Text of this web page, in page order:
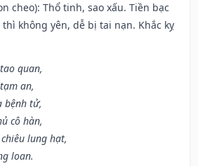
cheo): Thổ tinh, sao xấu. Tiền bạc
không yên, dễ bị tai nạn. Khắc kỵ
quan,
an,
bệnh tử,
cô hàn,
lung hạt,
loan.